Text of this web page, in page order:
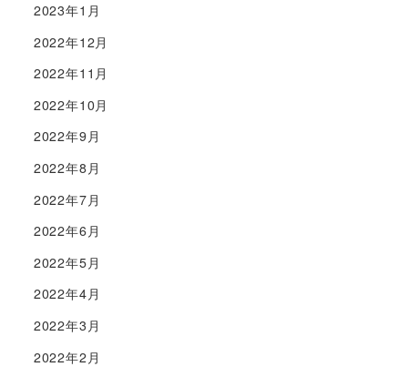
2023年1月
2022年12月
2022年11月
2022年10月
2022年9月
2022年8月
2022年7月
2022年6月
2022年5月
2022年4月
2022年3月
2022年2月